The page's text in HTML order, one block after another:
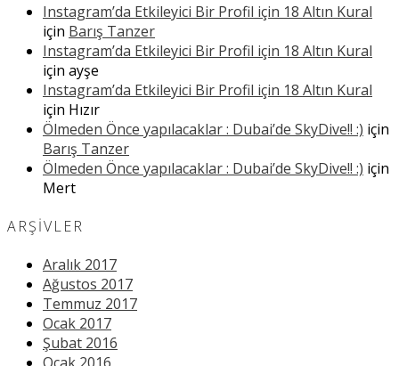
Instagram’da Etkileyici Bir Profil için 18 Altın Kural
için Barış Tanzer
Instagram’da Etkileyici Bir Profil için 18 Altın Kural
için ayşe
Instagram’da Etkileyici Bir Profil için 18 Altın Kural
için Hızır
Ölmeden Önce yapılacaklar : Dubai’de SkyDive!! :) için
Barış Tanzer
Ölmeden Önce yapılacaklar : Dubai’de SkyDive!! :) için
Mert
ARŞIVLER
Aralık 2017
Ağustos 2017
Temmuz 2017
Ocak 2017
Şubat 2016